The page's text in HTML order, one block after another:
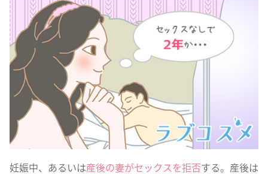
妊娠中、あるいは産後の妻がセックスを拒否する。産後は